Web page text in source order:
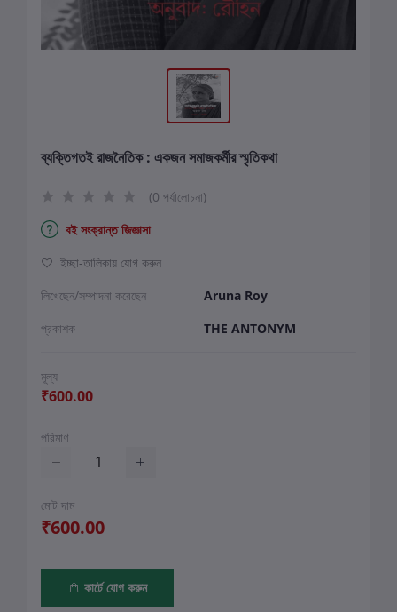
ব্যক্তিগতই রাজনৈতিক : একজন সমাজকর্মীর স্মৃতিকথা
(0 পর্যালোচনা)
বই সংক্রান্ত জিজ্ঞাসা
ইচ্ছা-তালিকায় যোগ করুন
লিখেছেন/সম্পাদনা করেছেন
Aruna Roy
প্রকাশক
THE ANTONYM
মূল্য
₹600.00
পরিমাণ
মোট দাম
₹600.00
কার্টে যোগ করুন